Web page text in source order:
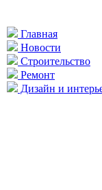
Главная
Новости
Строительство
Ремонт
Дизайн и